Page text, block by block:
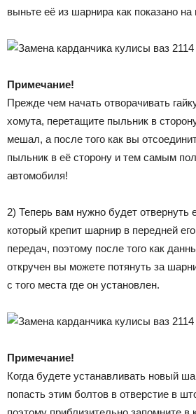
выньте её из шарнира как показано
Примечание!
Прежде чем начать отворачивать
хомута, перетащите пыльник в
мешал, а после того как вы
пыльник в её сторону и тем самым
автомобиля!
2) Теперь вам нужно будет отвернуть
который крепит шарнир в передней
передач, поэтому после того как
откручен вы можете потянуть за
с того места где он установлен.
Примечание!
Когда будете устанавливать новый
попасть этим болтов в отверстие в